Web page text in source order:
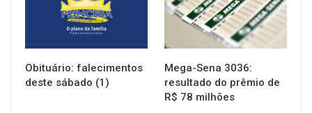
Obituário: falecimentos
deste sábado (1)
Mega-Sena 3036:
resultado do prêmio de
R$ 78 milhões